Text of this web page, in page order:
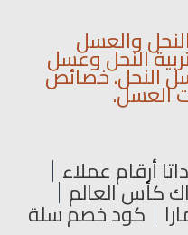
والعسل
النحل وعسل
النحل. خصائص
العسل.
داتا أرقام عملاء
كأس العالم
كود خصم سلة